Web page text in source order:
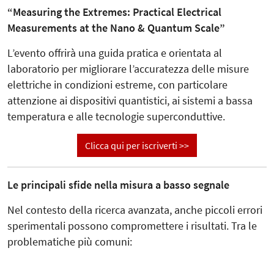
“Measuring the Extremes: Practical Electrical
Measurements at the Nano & Quantum Scale”
L’evento offrirà una guida pratica e orientata al
laboratorio per migliorare l’accuratezza delle misure
elettriche in condizioni estreme, con particolare
attenzione ai dispositivi quantistici, ai sistemi a bassa
temperatura e alle tecnologie superconduttive.
Clicca qui per iscriverti >>
Le principali sfide nella misura a basso segnale
Nel contesto della ricerca avanzata, anche piccoli errori
sperimentali possono compromettere i risultati. Tra le
problematiche più comuni: